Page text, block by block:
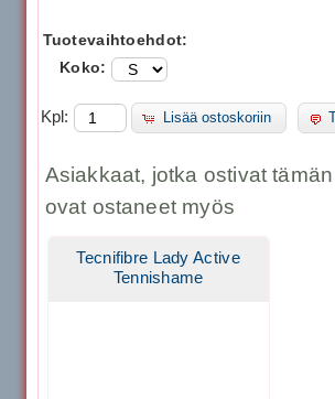
Tuotevaihtoehdot:
Koko:
Kpl: Lisää ostoskoriin
Asiakkaat, jotka ostivat
ovat ostaneet myös
Tecnifibre Lady Active
Tennishame